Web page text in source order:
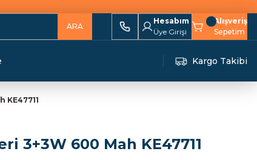
ARA
Hesabım
Üye Girişi
Alışveriş
Sepetim
Kargo Takibi
KE47711
3+3W 600 Mah KE47711